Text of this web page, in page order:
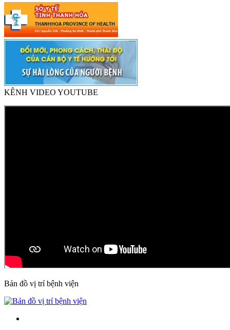
KÊNH VIDEO YOUTUBE
Bản đồ vị trí bệnh viện